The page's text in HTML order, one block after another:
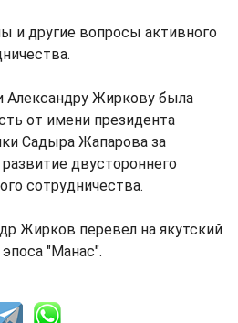
и другие вопросы активного
Александру Жиркову была
от имени президента
Садыра Жапарова за
двустороннего
сотрудничества.
Жирков перевел на якутский
"Манас".